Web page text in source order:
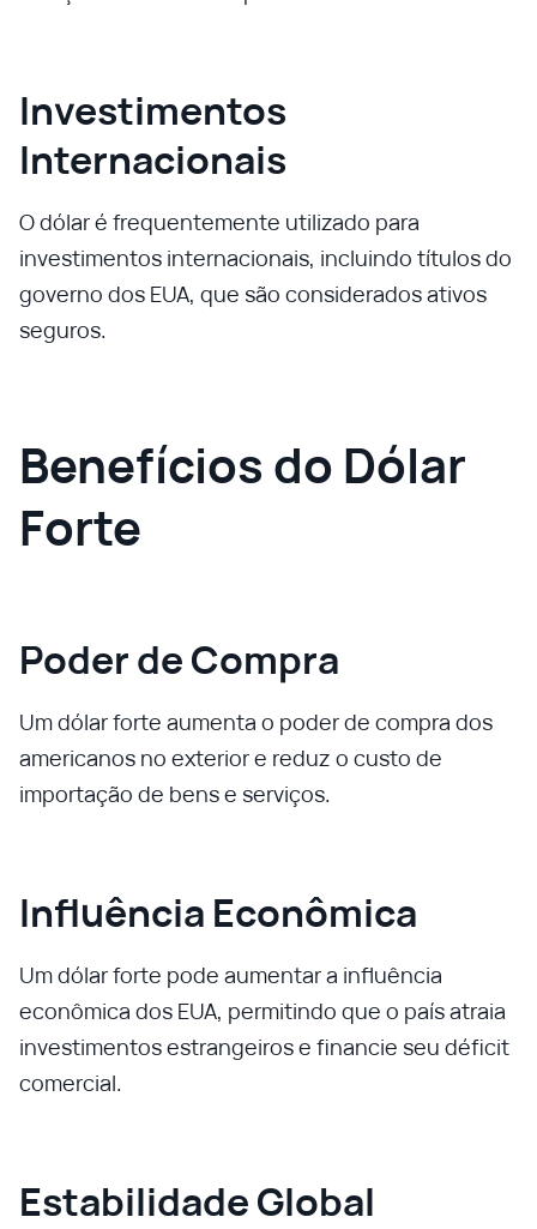
Investimentos
Internacionais
O dólar é frequentemente utilizado para
investimentos internacionais, incluindo títulos do
governo dos EUA, que são considerados ativos
seguros.
Benefícios do Dólar
Forte
Poder de Compra
Um dólar forte aumenta o poder de compra dos
americanos no exterior e reduz o custo de
importação de bens e serviços.
Influência Econômica
Um dólar forte pode aumentar a influência
econômica dos EUA, permitindo que o país atraia
investimentos estrangeiros e financie seu déficit
comercial.
Estabilidade Global